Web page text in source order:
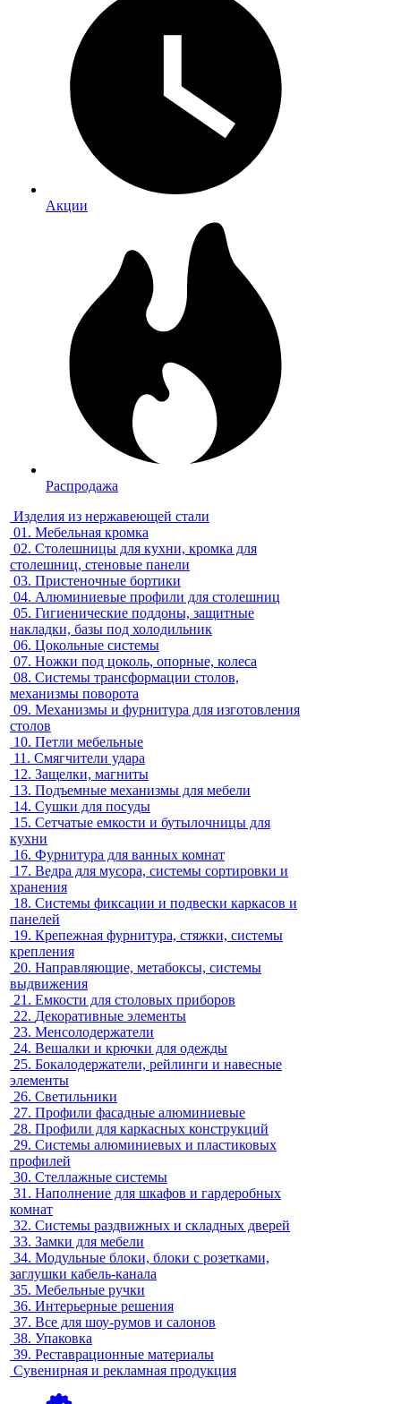
Акции
Распродажа
Изделия из нержавеющей стали
01. Мебельная кромка
02. Столешницы для кухни, кромка для
столешниц, стеновые панели
03. Пристеночные бортики
04. Алюминиевые профили для столешниц
05. Гигиенические поддоны, защитные
накладки, базы под холодильник
06. Цокольные системы
07. Ножки под цоколь, опорные, колеса
08. Системы трансформации столов,
механизмы поворота
09. Механизмы и фурнитура для изготовления
столов
10. Петли мебельные
11. Смягчители удара
12. Защелки, магниты
13. Подъемные механизмы для мебели
14. Сушки для посуды
15. Сетчатые емкости и бутылочницы для
кухни
16. Фурнитура для ванных комнат
17. Ведра для мусора, системы сортировки и
хранения
18. Системы фиксации и подвески каркасов и
панелей
19. Крепежная фурнитура, стяжки, системы
крепления
20. Направляющие, метабоксы, системы
выдвижения
21. Емкости для столовых приборов
22. Декоративные элементы
23. Менсолодержатели
24. Вешалки и крючки для одежды
25. Бокалодержатели, рейлинги и навесные
элементы
26. Светильники
27. Профили фасадные алюминиевые
28. Профили для каркасных конструкций
29. Системы алюминиевых и пластиковых
профилей
30. Стеллажные системы
31. Наполнение для шкафов и гардеробных
комнат
32. Системы раздвижных и складных дверей
33. Замки для мебели
34. Модульные блоки, блоки с розетками,
заглушки кабель-канала
35. Мебельные ручки
36. Интерьерные решения
37. Все для шоу-румов и салонов
38. Упаковка
39. Реставрационные материалы
Сувенирная и рекламная продукция